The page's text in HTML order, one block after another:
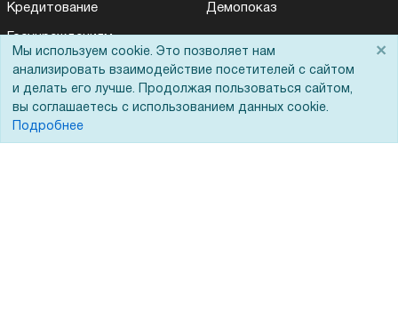
Кредитование
Госучреждениям
Тендеры
Бренды
ЭДО
Демопоказ
Мы используем cookie. Это позволяет нам
анализировать взаимодействие посетителей с сайтом
и делать его лучше. Продолжая пользоваться сайтом,
вы соглашаетесь с использованием данных cookie.
Подробнее
×